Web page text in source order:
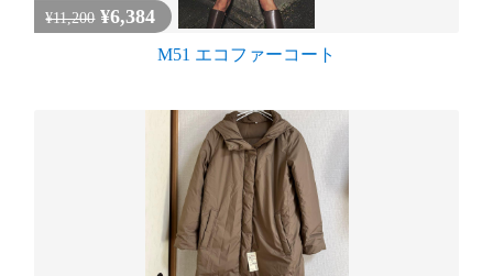
¥11,200 ¥6,384
M51 エコファーコート